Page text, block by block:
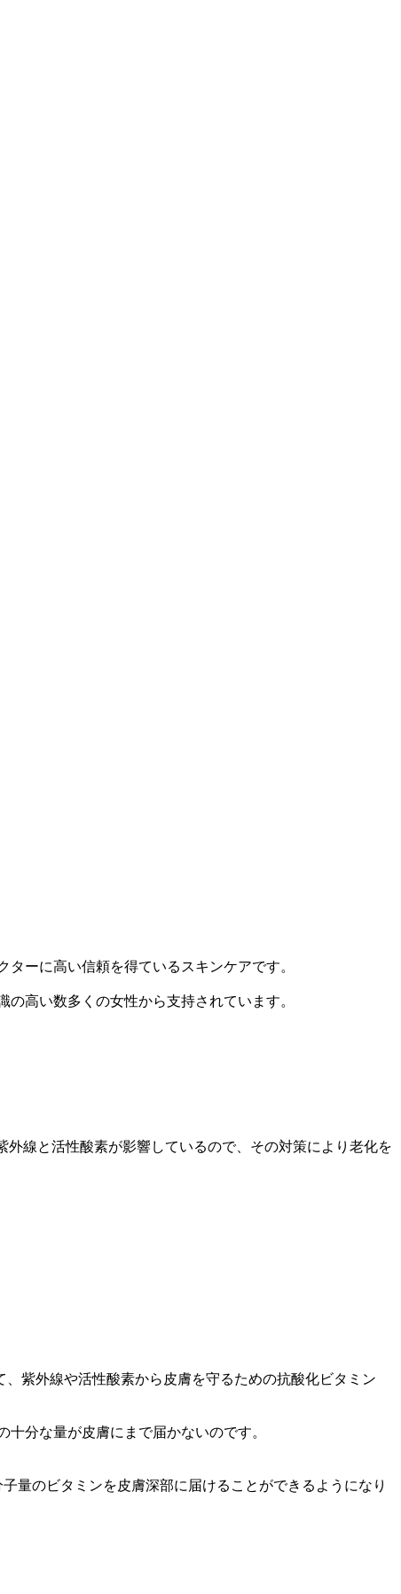
ーに高い信頼を得ているスキンケアです。
高い数多くの女性から支持されています。
線と活性酸素が影響しているので、その対策により老化を
紫外線や活性酸素から皮膚を守るための抗酸化ビタミン
分な量が皮膚にまで届かないのです。
量のビタミンを皮膚深部に届けることができるようになり